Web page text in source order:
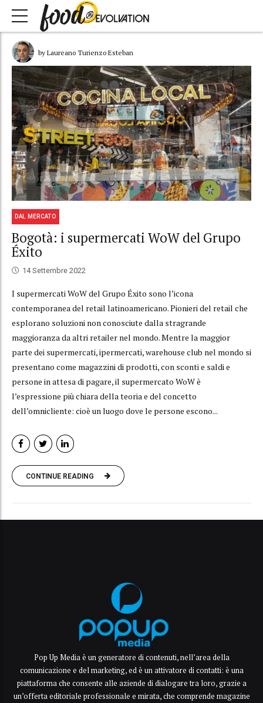
by Laureano Turienzo Esteban
DAL MERCATO
Bogotà: i supermercati WoW del Grupo
Éxito
14 Settembre 2022
I supermercati WoW del Grupo Éxito sono l’icona
contemporanea del retail latinoamericano. Pionieri del retail che
esplorano soluzioni non conosciute dalla stragrande
maggioranza da altri retailer nel mondo. Mentre la maggior
parte dei supermercati, ipermercati, warehouse club nel mondo si
presentano come magazzini di prodotti, con sconti e saldi e
persone in attesa di pagare, il supermercato WoW è
l’espressione più chiara della teoria e del concetto
dell’omnicliente: cioè un luogo dove le persone escono...
CONTINUE READING
Pop Up Media è un generatore di contenuti, nell’area della
comunicazione e del marketing, ed è un attivatore di contatti: è una
piattaforma che consente alle aziende di dialogare tra loro, grazie a
un’offerta editoriale professionale e mirata, che comprende magazine